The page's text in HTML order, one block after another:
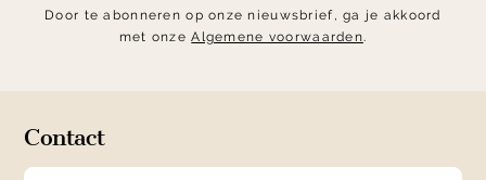
Door te abonneren op onze nieuwsbrief, ga je akkoord
met onzeAlgemene voorwaarden.
Contact